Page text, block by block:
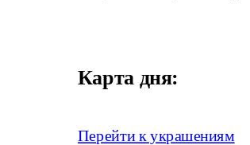
Карта дня:
Перейти к украшениям